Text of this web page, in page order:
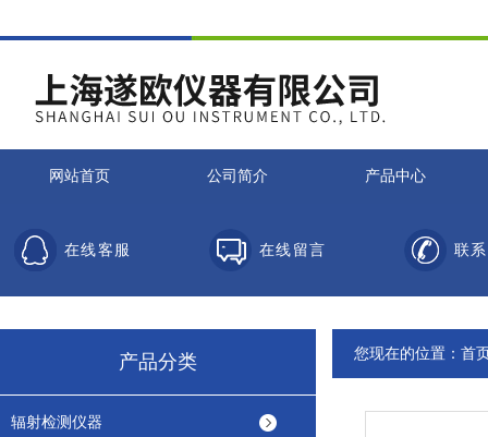
网站首页 公司简介 产品中心
在线客服 在线留言 联
产品分类
辐射检测仪器
您现在的位置： 首